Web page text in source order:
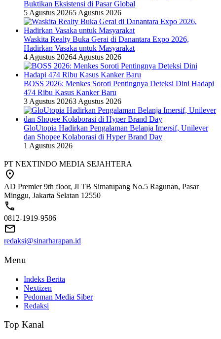
Buktikan Eksistensi di Pasar Global
5 Agustus 20265 Agustus 2026
Waskita Realty Buka Gerai di Danantara Expo 2026,
Hadirkan Vasaka untuk Masyarakat
4 Agustus 20264 Agustus 2026
BOSS 2026: Menkes Soroti Pentingnya Deteksi Dini Hadapi
474 Ribu Kasus Kanker Baru
3 Agustus 20263 Agustus 2026
GloUtopia Hadirkan Pengalaman Belanja Imersif, Unilever
dan Shopee Kolaborasi di Hyper Brand Day
1 Agustus 2026
PT NEXTINDO MEDIA SEJAHTERA
AD Premier 9th floor, Jl TB Simatupang No.5 Ragunan, Pasar
Minggu, Jakarta Selatan 12550
0812-1919-9586
redaksi@sinarharapan.id
Menu
Indeks Berita
Nextizen
Pedoman Media Siber
Redaksi
Top Kanal